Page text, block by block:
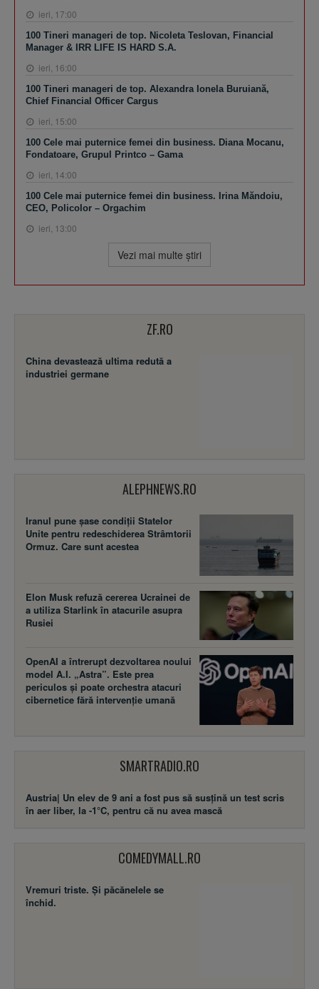
ieri, 17:00
100 Tineri manageri de top. Nicoleta Teslovan, Financial
Manager & IRR LIFE IS HARD S.A.
ieri, 16:00
100 Tineri manageri de top. Alexandra Ionela Buruiană,
Chief Financial Officer Cargus
ieri, 15:00
100 Cele mai puternice femei din business. Diana Mocanu,
Fondatoare, Grupul Printco – Gama
ieri, 14:00
100 Cele mai puternice femei din business. Irina Măndoiu,
CEO, Policolor – Orgachim
ieri, 13:00
Vezi mai multe ştiri
ZF.RO
China devastează ultima redută a
industriei germane
ALEPHNEWS.RO
Iranul pune șase condiții Statelor
Unite pentru redeschiderea Strâmtorii
Ormuz. Care sunt acestea
Elon Musk refuză cererea Ucrainei de
a utiliza Starlink în atacurile asupra
Rusiei
OpenAI a întrerupt dezvoltarea noului
model A.I. „Astra”. Este prea
periculos și poate orchestra atacuri
cibernetice fără intervenție umană
SMARTRADIO.RO
Austria| Un elev de 9 ani a fost pus să susţină un test scris
în aer liber, la -1°C, pentru că nu avea mască
COMEDYMALL.RO
Vremuri triste. Şi păcănelele se
închid.